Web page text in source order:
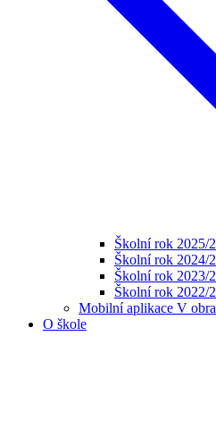
Školní rok 2025/
Školní rok 2024/
Školní rok 2023/
Školní rok 2022/
Mobilní aplikace V
O škole